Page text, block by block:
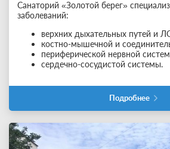
Санаторий «Золотой берег»
заболеваний:
верхних дыхательных путей и
костно-мышечной и
периферической нервной
сердечно-сосудистой системы.
Подробнее